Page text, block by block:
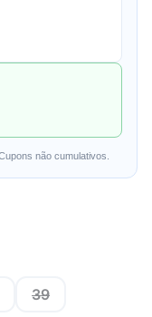
não cumulativos.
39